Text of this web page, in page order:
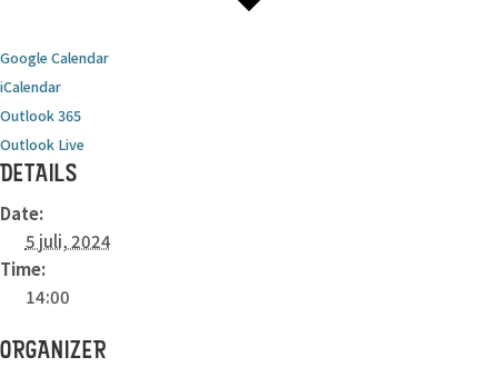
Google Calendar
iCalendar
Outlook 365
Outlook Live
DETAILS
Date:
5 juli, 2024
Time:
14:00
ORGANIZER